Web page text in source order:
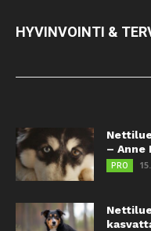
HYVINVOINTI &
– Anne
PRO